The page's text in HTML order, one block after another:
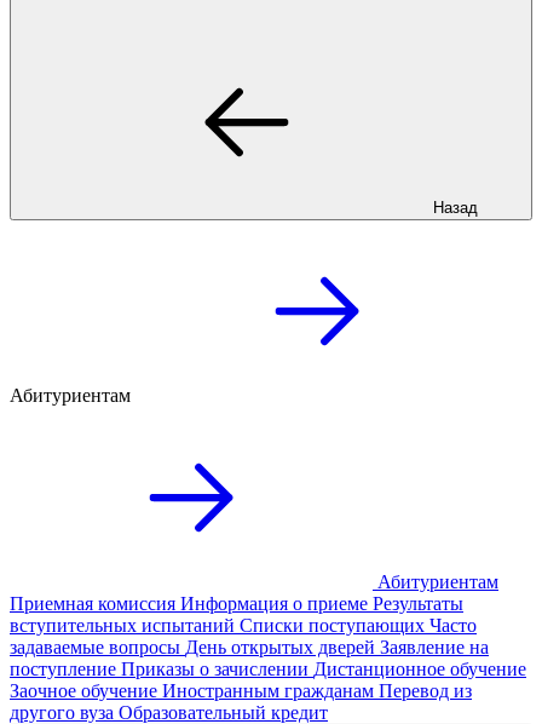
Назад
Абитуриентам
Абитуриентам
Приемная комиссия Информация о приеме Результаты
вступительных испытаний Списки поступающих Часто
задаваемые вопросы День открытых дверей Заявление на
поступление Приказы о зачислении Дистанционное обучение
Заочное обучение Иностранным гражданам Перевод из
другого вуза Образовательный кредит